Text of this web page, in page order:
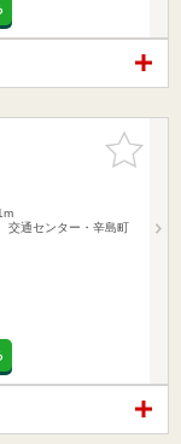
お気に入
りに追加
通センター・辛島町